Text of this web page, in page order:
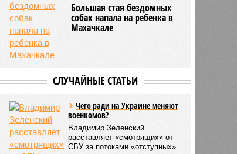
Большая стая бездомных
собак напала на ребенка в
Махачкале
СЛУЧАЙНЫЕ СТАТЬИ
Чего ради на Украине меняют
военкомов?
Владимир Зеленский
расставляет «смотрящих» от
СБУ за потоками «отступных»